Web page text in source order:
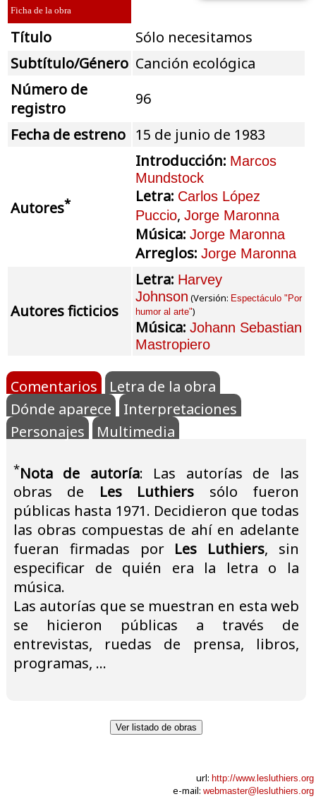
Ficha de la obra
Título
Sólo necesitamos
Subtítulo/Género Canción ecológica
Número de
registro
96
Fecha de estreno 15 de junio de 1983
Autores*
Introducción: Marcos
Mundstock
Letra: Carlos López
Puccio, Jorge Maronna
Música: Jorge Maronna
Arreglos: Jorge Maronna
Autores ficticios
Letra: Harvey
Johnson (Versión: Espectáculo "Por
humor al arte")
Música: Johann Sebastian
Mastropiero
Comentarios
Letra de la obra
Dónde aparece
Interpretaciones
Personajes
Multimedia
*Nota de autoría: Las autorías de las
obras de Les Luthiers sólo fueron
públicas hasta 1971. Decidieron que todas
las obras compuestas de ahí en adelante
fueran firmadas por Les Luthiers, sin
especificar de quién era la letra o la
música.
Las autorías que se muestran en esta web
se hicieron públicas a través de
entrevistas, ruedas de prensa, libros,
programas, ...
Ver listado de obras
url: http://www.lesluthiers.org
e-mail: webmaster@lesluthiers.org